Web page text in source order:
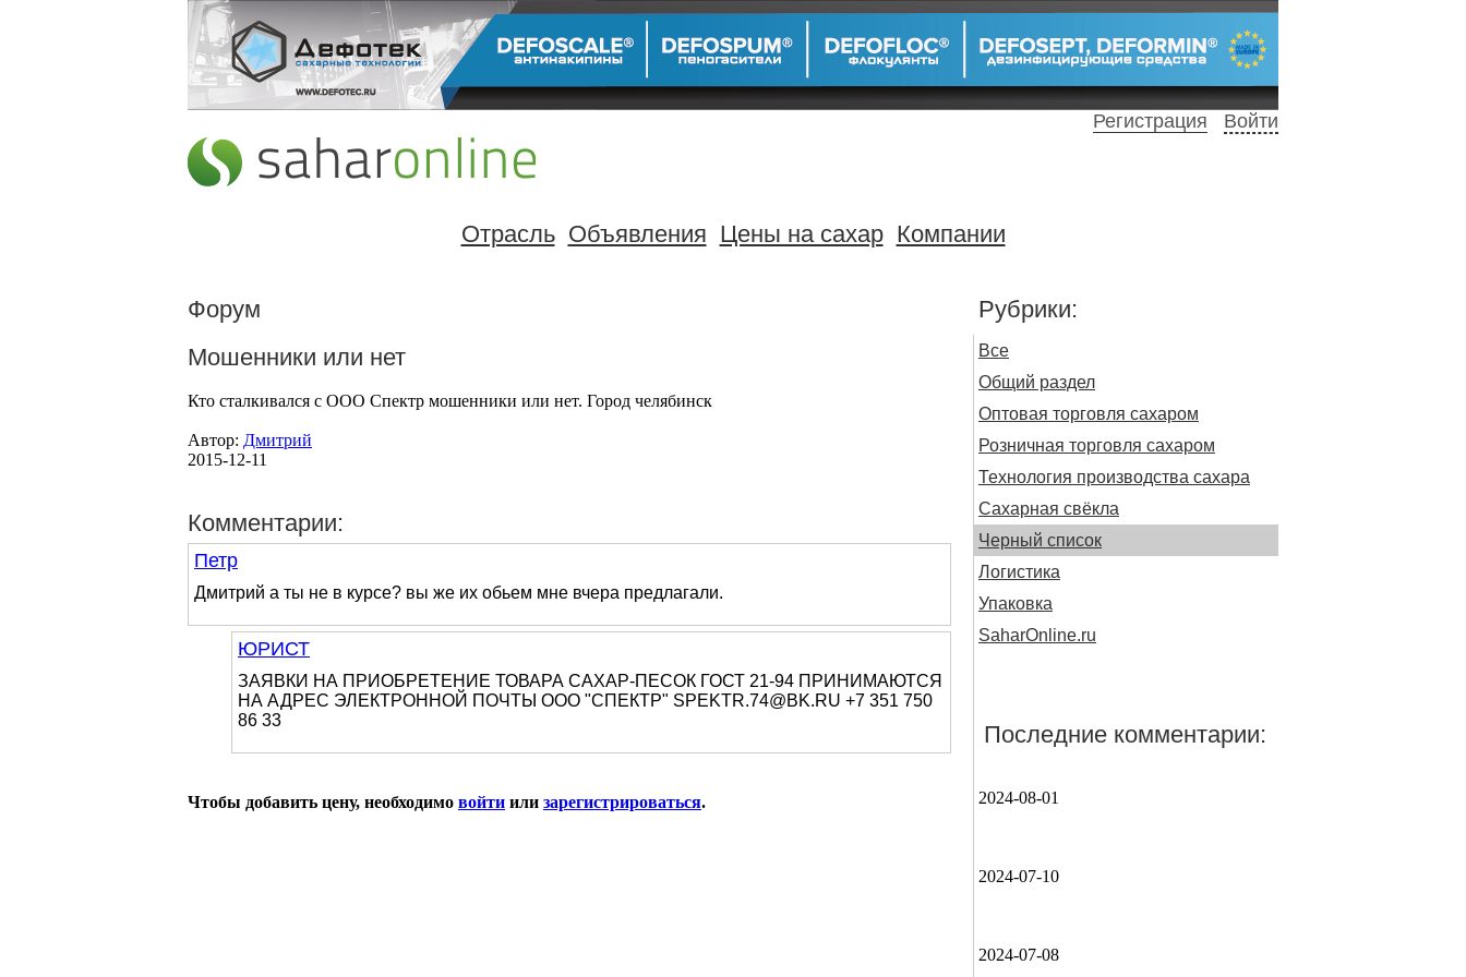
Войти
Регистрация
Отрасль Объявления Цены на сахар Компании
Рубрики:
Все
Общий раздел
Оптовая торговля сахаром
Розничная торговля сахаром
Технология производства сахара
Сахарная свёкла
Черный список
Логистика
Упаковка
SaharOnline.ru
Последние комментарии:
2024-08-01
2024-07-10
2024-07-08
Форум
Мошенники или нет
Кто сталкивался с ООО Спектр мошенники или нет. Город челябинск
Автор: Дмитрий
2015-12-11
Комментарии:
Петр
Дмитрий а ты не в курсе? вы же их обьем мне вчера предлагали.
ЮРИСТ
ЗАЯВКИ НА ПРИОБРЕТЕНИЕ ТОВАРА САХАР-ПЕСОК ГОСТ 21-94 ПРИНИМАЮТСЯ
НА АДРЕС ЭЛЕКТРОННОЙ ПОЧТЫ ООО "СПЕКТР" SPEKTR.74@BK.RU +7 351 750
86 33
Чтобы добавить цену, необходимо войти или зарегистрироваться.